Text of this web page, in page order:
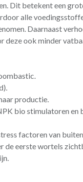
Dit betekent een
alle
Daarnaast
deze ook minder
productie.
bio stimulatoren en
factoren van
de eerste wortels